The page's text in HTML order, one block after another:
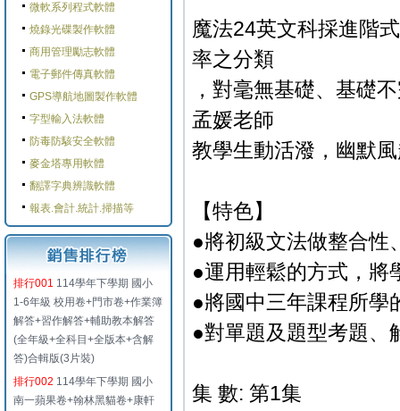
微軟系列程式軟體
燒錄光碟製作軟體
商用管理勵志軟體
電子郵件傳真軟體
GPS導航地圖製作軟體
字型輸入法軟體
防毒防駭安全軟體
麥金塔專用軟體
翻譯字典辨識軟體
報表.會計.統計.掃描等
排行001 114學年下學期 國小
1-6年級 校用卷+門市卷+作業簿
解答+習作解答+輔助教本解答
(全年級+全科目+全版本+含解
答)合輯版(3片裝)
排行002 114學年下學期 國小
南一蘋果卷+翰林黑貓卷+康軒
魔法24英文科採進階
率之分類
，對毫無基礎、基礎
孟媛老師
教學生動活潑，幽默
【特色】
●將初級文法做整合性
●運用輕鬆的方式，將
●將國中三年課程所學
●對單題及題型考題、
集 數: 第1集